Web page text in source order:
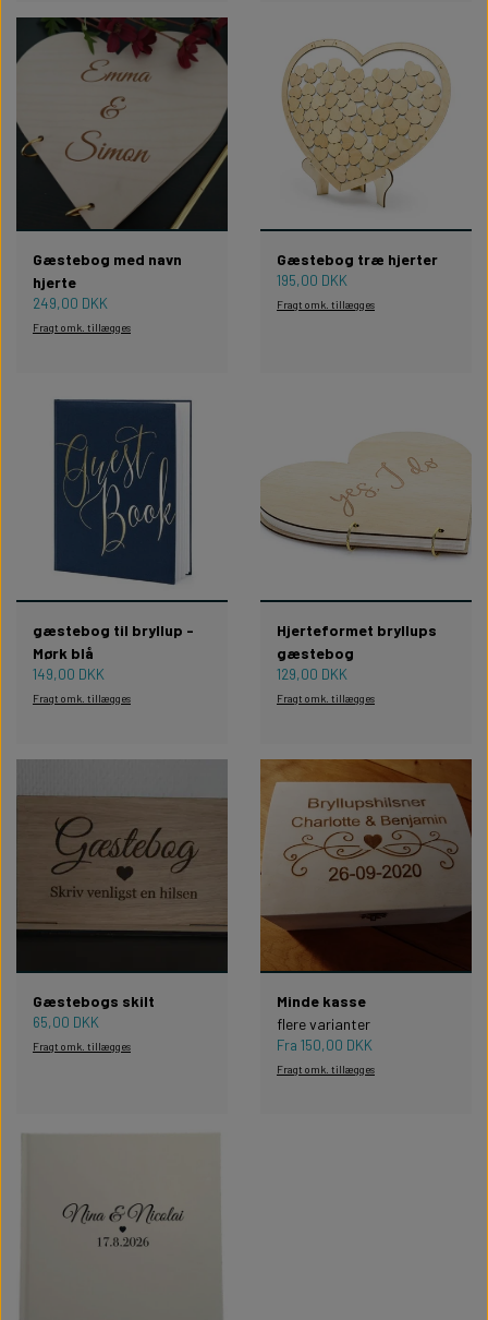
Gæstebog med navn
hjerte
249,00 DKK
Fragt omk. tillægges
Gæstebog træ hjerter
195,00 DKK
Fragt omk. tillægges
gæstebog til bryllup -
Mørk blå
149,00 DKK
Fragt omk. tillægges
Hjerteformet bryllups
gæstebog
129,00 DKK
Fragt omk. tillægges
Gæstebogs skilt
65,00 DKK
Fragt omk. tillægges
Minde kasse
flere varianter
Fra 150,00 DKK
Fragt omk. tillægges